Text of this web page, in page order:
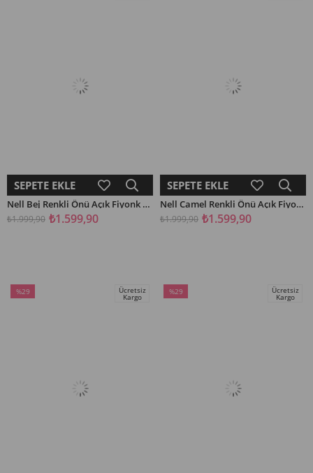
SEPETE EKLE
Nell Bej Renkli Önü Açık Fiyonk Detaylı Terlik
₺1.599,90
₺1.999,90
SEPETE EKLE
Nell Camel Renkli Önü Açık Fiyonk Detaylı Terlik
₺1.599,90
₺1.999,90
%29
Ücretsiz
Kargo
%29
Ücretsiz
Kargo